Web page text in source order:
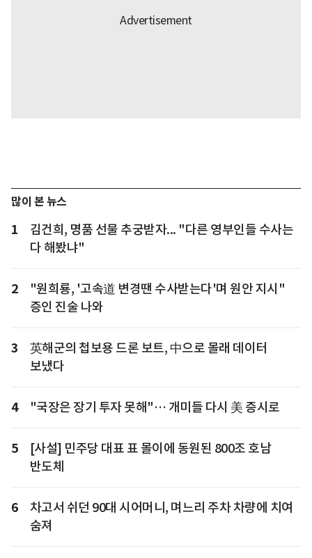
많이 본 뉴스
1
김건희, 명품 선물 추궁받자... "다른 영부인들 수사는
다 해봤냐"
2
"원희룡, '고속道 변경땐 수사받는다'며 원안 지시"
증인 진술 나와
3
英해군의 첩보용 드론 보트, 中으로 몰래 데이터
보냈다
4 "국장은 장기 투자 못해"… 개미들 다시 美 증시로
5
[사설] 민주당 대표 표 몰이에 동원된 800조 호남
반도체
6
차고서 쉬던 90대 시어머니, 며느리 주차 차량에 치여
숨져